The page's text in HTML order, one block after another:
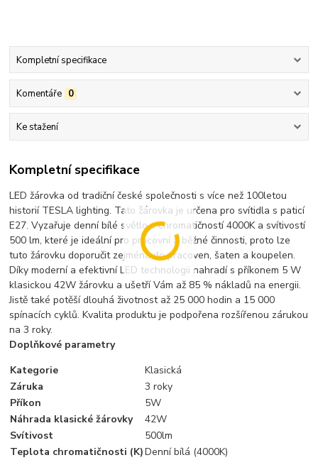
Kompletní specifikace
Komentáře 0
Ke stažení
Kompletní specifikace
LED žárovka od tradiční české společnosti s více než 100letou
historií TESLA lighting. Tato žárovka je určena pro svítidla s paticí
E27. Vyzařuje denní bílé světlo s chromatičností 4000K a svítivostí
500 lm, které je ideální pro pracovní a běžné činnosti, proto lze
tuto žárovku doporučit zejména do pracoven, šaten a koupelen.
Díky moderní a efektivní LED technologii nahradí s příkonem 5 W
klasickou 42W žárovku a ušetří Vám až 85 % nákladů na energii.
Jistě také potěší dlouhá životnost až 25 000 hodin a 15 000
spínacích cyklů. Kvalita produktu je podpořena rozšířenou zárukou
na 3 roky.
Doplňkové parametry
Kategorie
Klasická
Záruka
3 roky
Příkon
5W
Náhrada klasické žárovky
42W
Svítivost
500lm
Teplota chromatičnosti (K)Denní bílá (4000K)